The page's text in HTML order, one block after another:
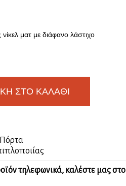
ματ με διάφανο λάστιχο
ΣΤΟ ΚΑΛΆΘΙ
Πόρτα
τηλεφωνικά, καλέστε μας στο